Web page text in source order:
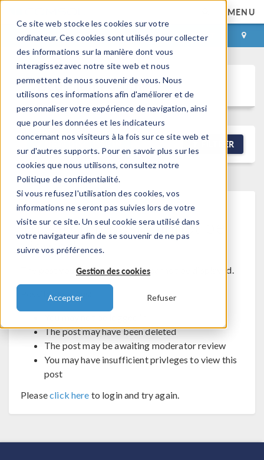
Ce site web stocke les cookies sur votre
ordinateur. Ces cookies sont utilisés pour collecter
des informations sur la manière dont vous
interagissez avec notre site web et nous
permettent de nous souvenir de vous. Nous
utilisons ces informations afin d'améliorer et de
personnaliser votre expérience de navigation, ainsi
que pour les données et les indicateurs
concernant nos visiteurs à la fois sur ce site web et
sur d'autres supports. Pour en savoir plus sur les
cookies que nous utilisons, consultez notre
Politique de confidentialité.
Si vous refusez l'utilisation des cookies, vos
informations ne seront pas suivies lors de votre
visite sur ce site. Un seul cookie sera utilisé dans
votre navigateur afin de se souvenir de ne pas
suivre vos préférences.
Gestion des cookies
Accepter Refuser
MENU
CONNEXION CONTACT
Discussion Forum
FILTRER
This forum post cannot be
viewed
The post you are trying to view cannot be displayed.
Possible reasons:
The post may have been deleted
The post may be awaiting moderator review
You may have insufficient privleges to view this
post
Pleaseclick here to login and try again.